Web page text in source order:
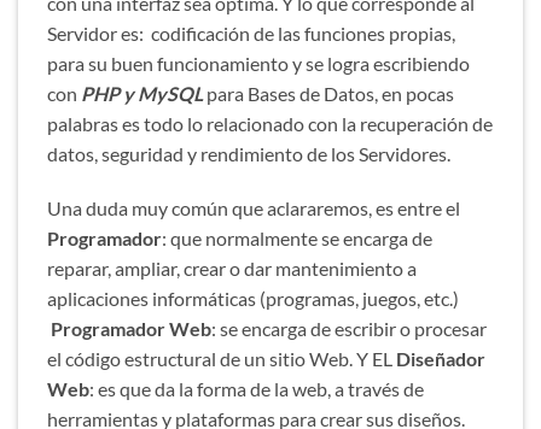
Servidor es: codificación de las funciones propias,
para su buen funcionamiento y se logra escribiendo
con PHP y MySQL para Bases de Datos, en pocas
palabras es todo lo relacionado con la recuperación de
datos, seguridad y rendimiento de los Servidores.
Una duda muy común que aclararemos, es entre el
Programador: que normalmente se encarga de
reparar, ampliar, crear o dar mantenimiento a
aplicaciones informáticas (programas, juegos, etc.)
Programador Web: se encarga de escribir o procesar
el código estructural de un sitio Web. Y EL Diseñador
Web: es que da la forma de la web, a través de
herramientas y plataformas para crear sus diseños.